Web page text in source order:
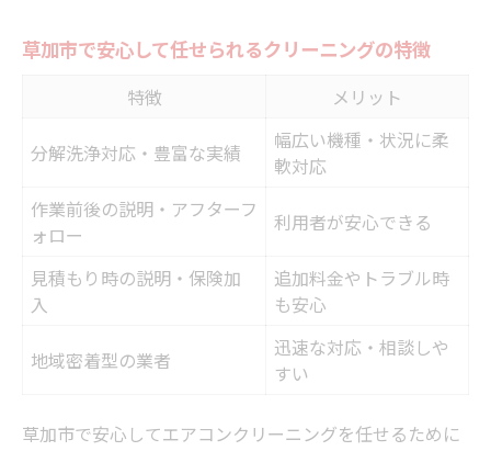
草加市で安心して任せられるクリーニングの特徴
特徴 メリット
分解洗浄対応・豊富な実績
幅広い機種・状況に柔
軟対応
作業前後の説明・アフターフ
ォロー
利用者が安心できる
見積もり時の説明・保険加
入
追加料金やトラブル時
も安心
地域密着型の業者
迅速な対応・相談しや
すい
草加市で安心してエアコンクリーニングを任せるために